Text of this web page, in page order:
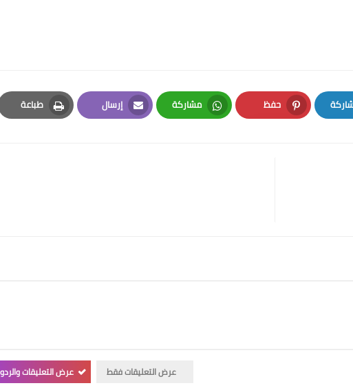
حفظ
Pinterest
مشاركة
Whatsapp
إرسال
Email
طباعة
Print
عرض التعليقات فقط عرض التعليقات